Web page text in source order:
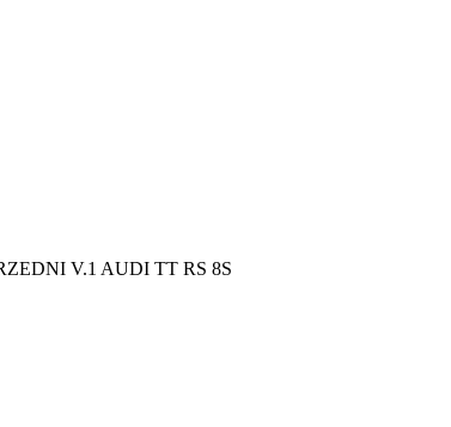
V.1 AUDI TT RS 8S